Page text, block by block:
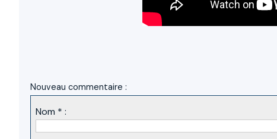
Nouveau commentaire :
Nom * :